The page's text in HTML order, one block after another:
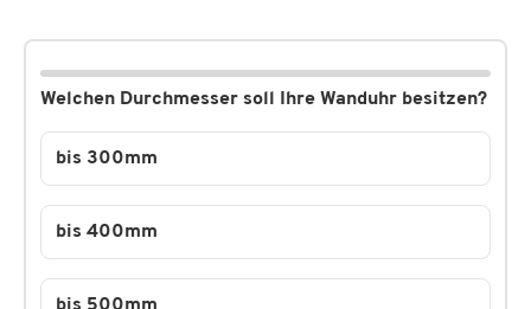
Welchen Durchmesser soll Ihre Wanduhr besitzen?
bis 300mm
bis 400mm